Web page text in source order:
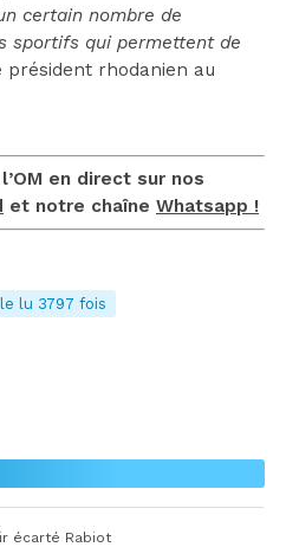
certain nombre de
sportifs qui permettent de
président rhodanien au
en direct sur nos
et notre chaîne Whatsapp !
lu 3797 fois
écarté Rabiot